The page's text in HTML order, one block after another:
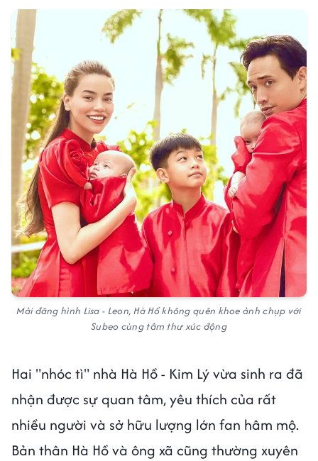
Mải đăng hình Lisa - Leon, Hà Hồ không quên khoe ảnh chụp với
Subeo cùng tâm thư xúc động
Hai "nhóc tì" nhà Hà Hồ - Kim Lý vừa sinh ra đã
nhận được sự quan tâm, yêu thích của rất
nhiều người và sở hữu lượng lớn fan hâm mộ.
Bản thân Hà Hồ và ông xã cũng thường xuyên